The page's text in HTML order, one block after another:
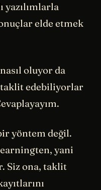
yazılımlarla
elde etmek
oluyor da
taklit edebiliyorlar
yöntem değil.
yani
Siz ona, taklit